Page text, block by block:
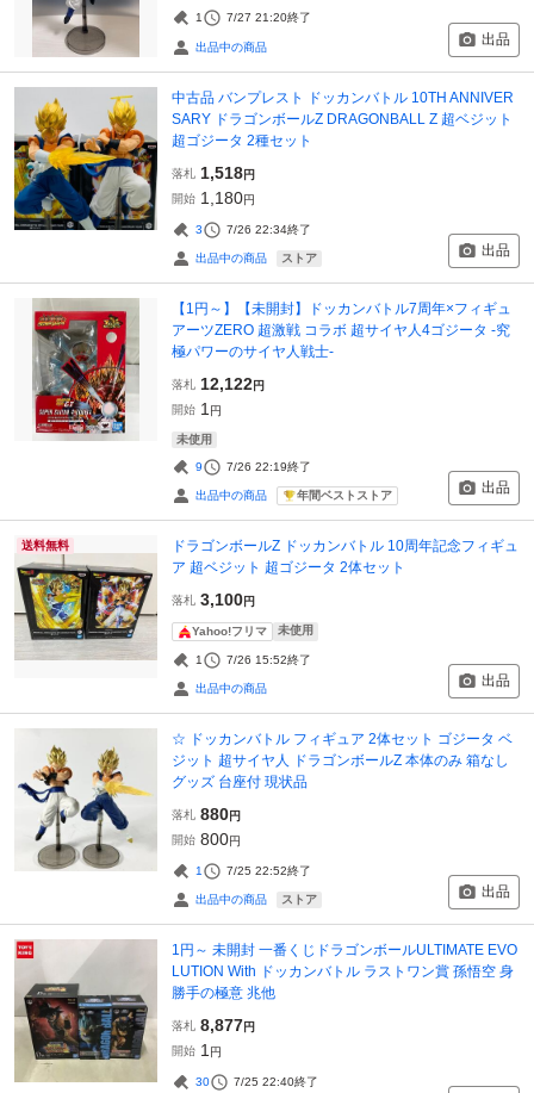
1 7/27 21:20終了
出品中の商品 出品
中古品 バンプレスト ドッカンバトル 10TH ANNIVER
SARY ドラゴンボールZ DRAGONBALL Z 超ベジット
超ゴジータ 2種セット
落札 1,518円
開始 1,180円
3 7/26 22:34終了
出品中の商品 ストア 出品
【1円～】【未開封】ドッカンバトル7周年×フィギュ
アーツZERO 超激戦 コラボ 超サイヤ人4ゴジータ -究
極パワーのサイヤ人戦士-
落札 12,122円
開始 1 円
未使用
9 7/26 22:19終了
出品中の商品 年間ベストストア 出品
送料無料
ドラゴンボールZ ドッカンバトル 10周年記念フィギュ
ア 超ベジット 超ゴジータ 2体セット
落札 3,100円
Yahoo!フリマ 未使用
1 7/26 15:52終了
出品中の商品 出品
☆ ドッカンバトル フィギュア 2体セット ゴジータ ベ
ジット 超サイヤ人 ドラゴンボールZ 本体のみ 箱なし
グッズ 台座付 現状品
落札 880円
開始 800円
1 7/25 22:52終了
出品中の商品 ストア 出品
1円～ 未開封 一番くじドラゴンボールULTIMATE EVO
LUTION With ドッカンバトル ラストワン賞 孫悟空 身
勝手の極意 兆他
落札 8,877円
開始 1 円
30 7/25 22:40終了